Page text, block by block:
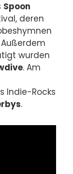
Spoon
deren
wurden
. Am
Indie-Rocks
.